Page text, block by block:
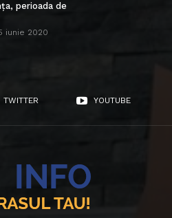
perioada de
iunie 2020
TWITTER YOUTUBE